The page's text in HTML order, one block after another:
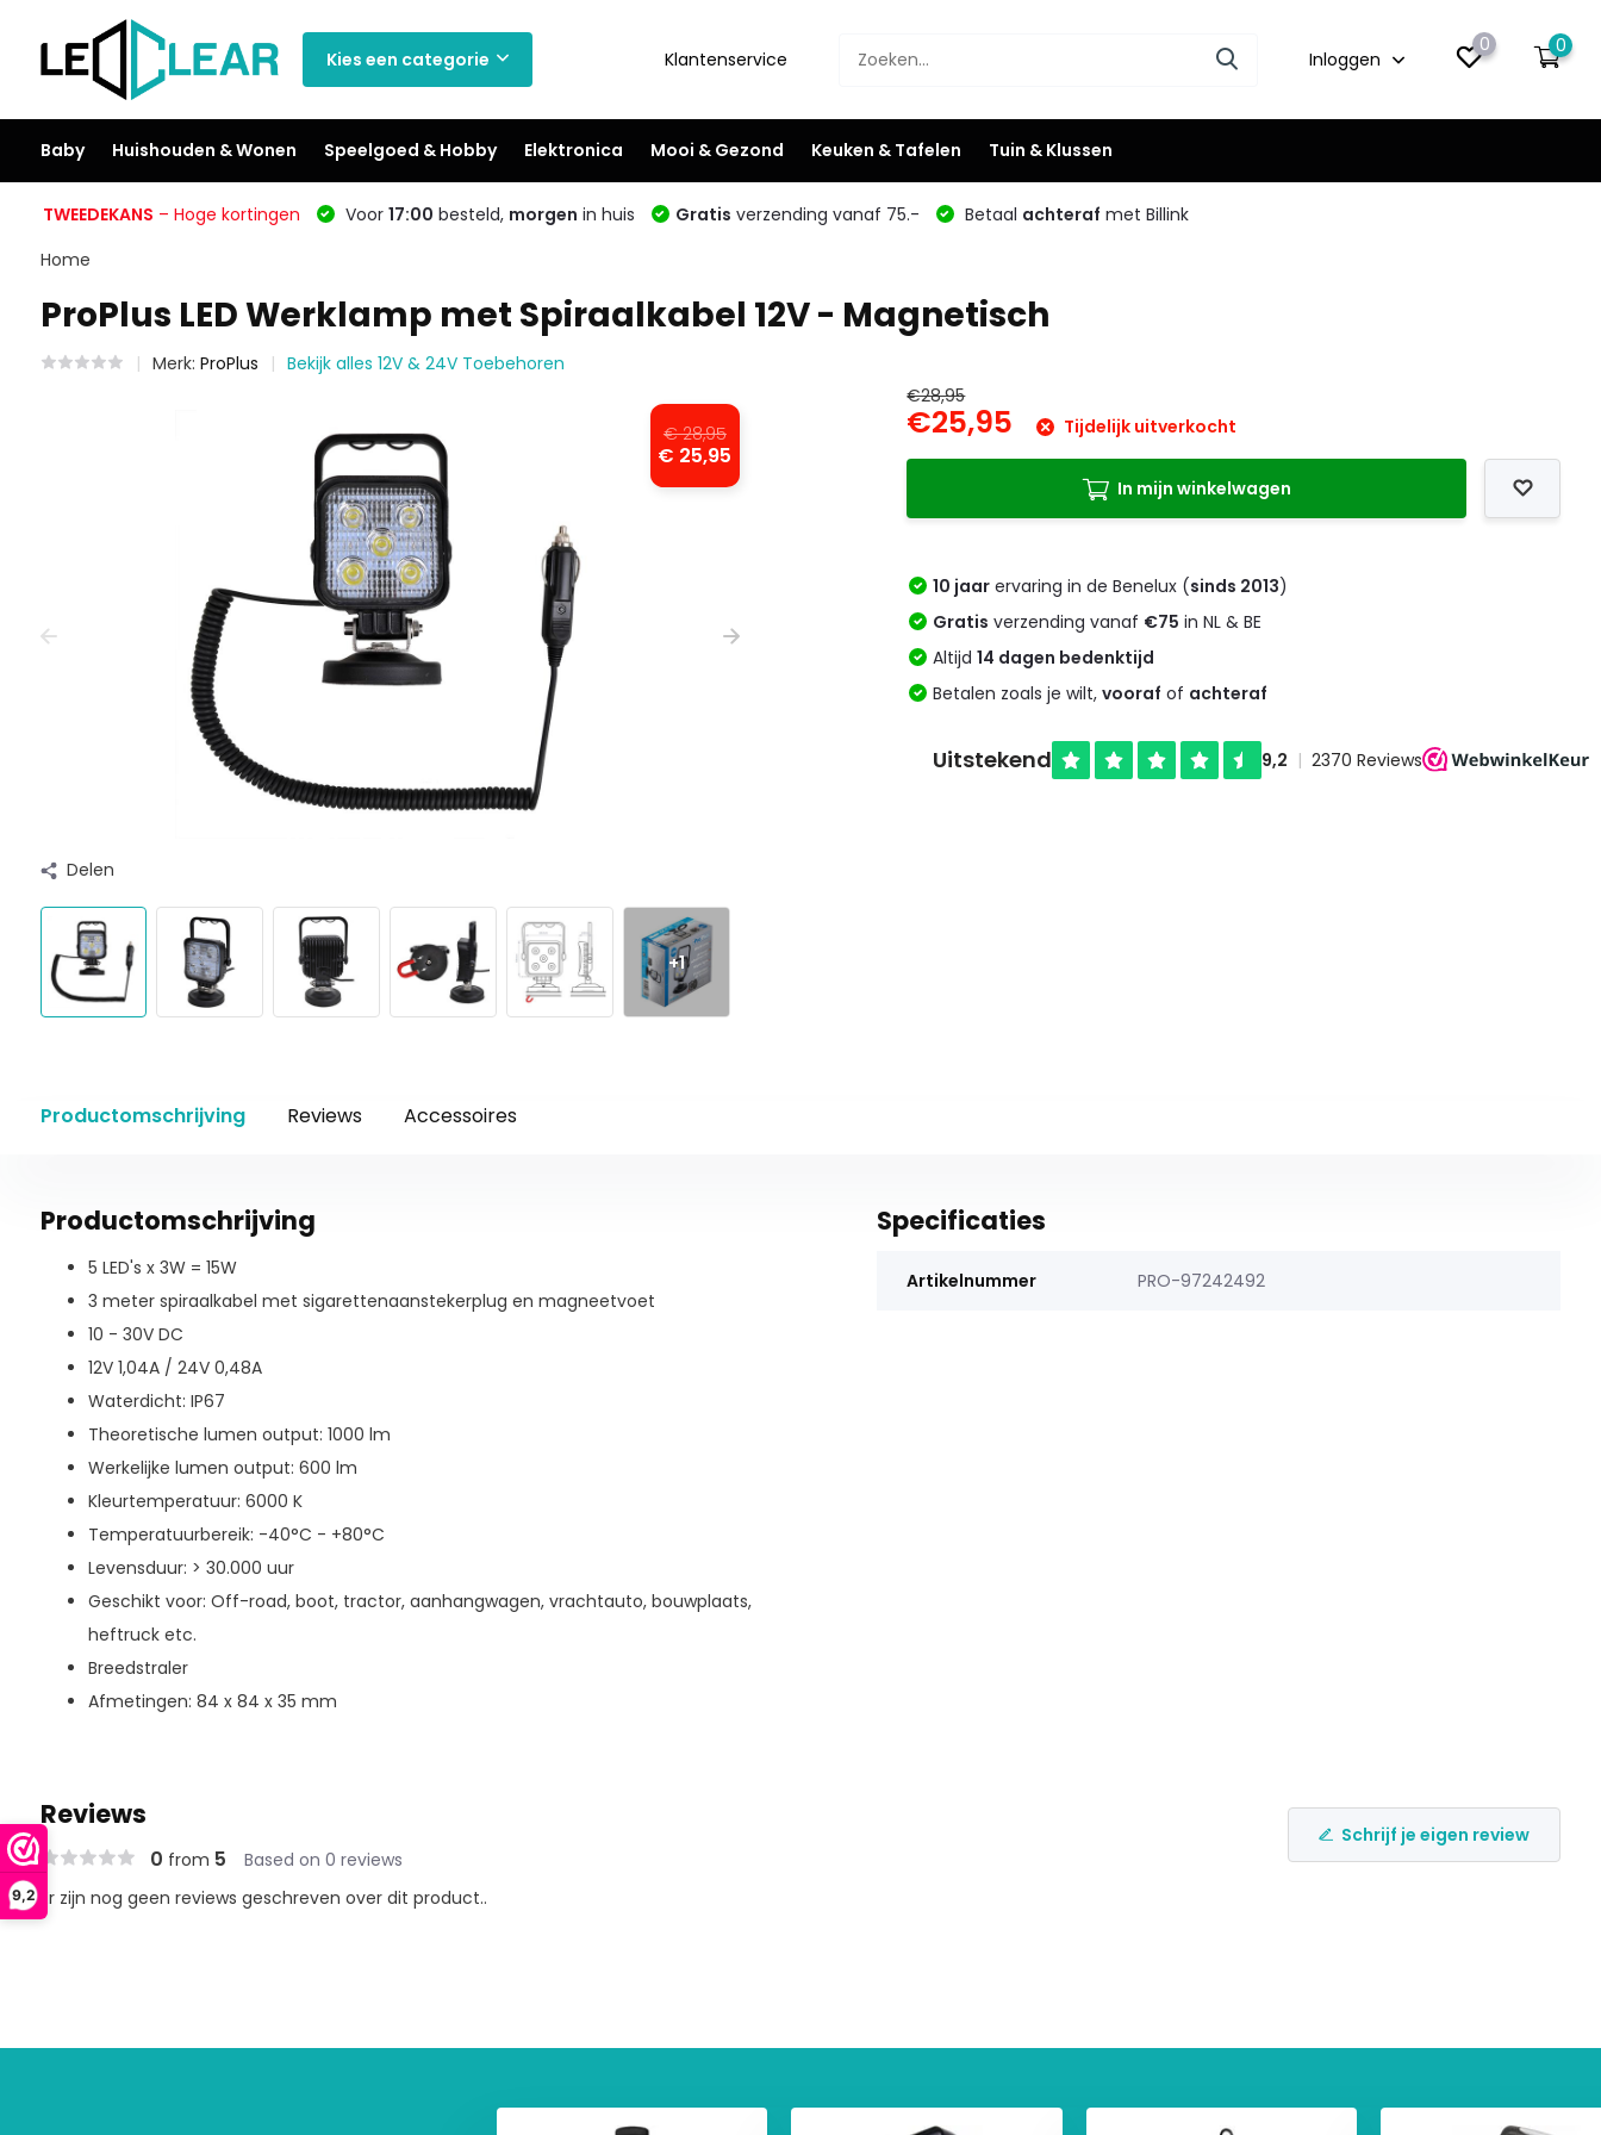
9,2
Kies een categorie Klantenservice Inloggen
0 0
Baby Huishouden & Wonen Speelgoed & Hobby Elektronica Mooi & Gezond Keuken & Tafelen Tuin & Klussen
TWEEDEKANS – Hoge kortingen Voor 17:00 besteld, morgen in huis Gratis verzending vanaf 75.- Betaal achteraf met Billink
Home
ProPlus LED Werklamp met Spiraalkabel 12V - Magnetisch
Merk: ProPlus Bekijk alles 12V & 24V Toebehoren
€ 28,95
€ 25,95
Delen
+1
€28,95
€25,95 Tijdelijk uitverkocht
In mijn winkelwagen
10 jaar ervaring in de Benelux (sinds 2013)
Gratis verzending vanaf €75 in NL & BE
Altijd14 dagen bedenktijd
Betalen zoals je wilt,vooraf of achteraf
Productomschrijving Reviews Accessoires
Productomschrijving
5 LED's x 3W = 15W
3 meter spiraalkabel met sigarettenaanstekerplug en magneetvoet
10 - 30V DC
12V 1,04A / 24V 0,48A
Waterdicht: IP67
Theoretische lumen output: 1000 lm
Werkelijke lumen output: 600 lm
Kleurtemperatuur: 6000 K
Temperatuurbereik: -40°C - +80°C
Levensduur: > 30.000 uur
Geschikt voor: Off-road, boot, tractor, aanhangwagen, vrachtauto, bouwplaats,
heftruck etc.
Breedstraler
Afmetingen: 84 x 84 x 35 mm
Specificaties
Artikelnummer PRO-97242492
Reviews
0 from 5 Based on 0 reviews
Schrijf je eigen review
Er zijn nog geen reviews geschreven over dit product..